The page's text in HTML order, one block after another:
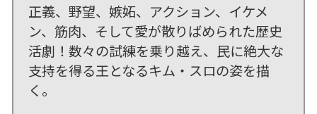
正義、野望、嫉妬、アクション、イケメ
ン、筋肉、そして愛が散りばめられた歴史
活劇！数々の試練を乗り越え、民に絶大な
支持を得る王となるキム・スロの姿を描
く。